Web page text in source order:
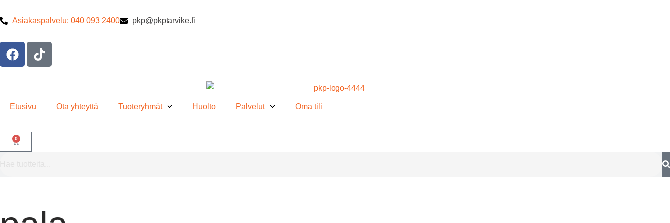
Asiakaspalvelu: 040 093 2400 pkp@pkptarvike.fi
Etusivu Ota yhteyttä Tuoteryhmät Huolto Palvelut Oma tili
0